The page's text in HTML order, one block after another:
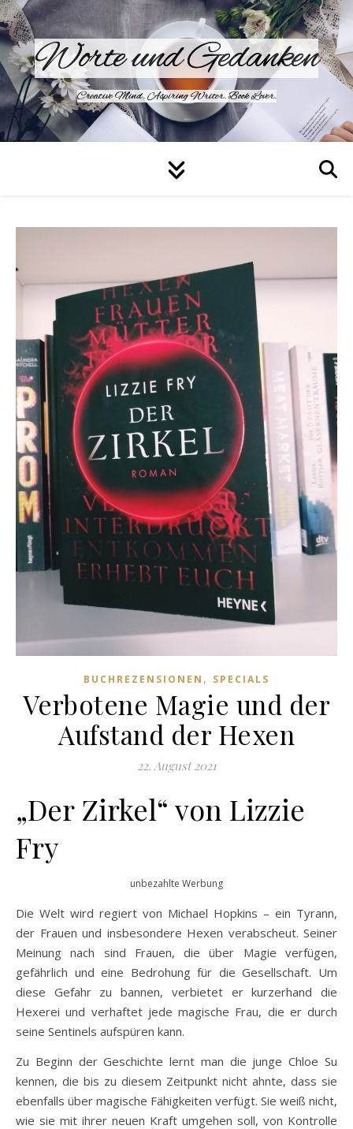
Worte und Gedanken
Creative Mind. Aspiring Writer. Book Lover.
BUCHREZENSIONEN , SPECIALS
Verbotene Magie und der
Aufstand der Hexen
22. August 2021
„Der Zirkel“ von Lizzie
Fry
unbezahlte Werbung
Die Welt wird regiert von Michael Hopkins – ein Tyrann,
der Frauen und insbesondere Hexen verabscheut. Seiner
Meinung nach sind Frauen, die über Magie verfügen,
gefährlich und eine Bedrohung für die Gesellschaft. Um
diese Gefahr zu bannen, verbietet er kurzerhand die
Hexerei und verhaftet jede magische Frau, die er durch
seine Sentinels aufspüren kann.
Zu Beginn der Geschichte lernt man die junge Chloe Su
kennen, die bis zu diesem Zeitpunkt nicht ahnte, dass sie
ebenfalls über magische Fähigkeiten verfügt. Sie weiß nicht,
wie sie mit ihrer neuen Kraft umgehen soll, von Kontrolle